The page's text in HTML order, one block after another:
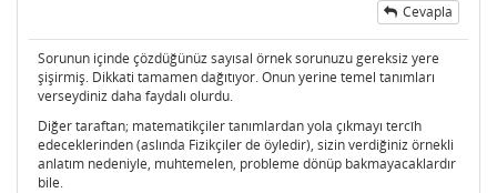
Cevapla
Sorunun içinde çözdüğünüz sayısal örnek sorunuzu gereksiz yere
şişirmiş. Dikkati tamamen dağıtıyor. Onun yerine temel tanımları
verseydiniz daha faydalı olurdu.
Diğer taraftan; matematikçiler tanımlardan yola çıkmayı tercîh
edeceklerinden (aslında Fizikçiler de öyledir), sizin verdiğiniz örnekli
anlatım nedeniyle, muhtemelen, probleme dönüp bakmayacaklardır
bile.